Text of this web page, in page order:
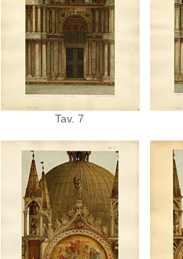
Tav. 7